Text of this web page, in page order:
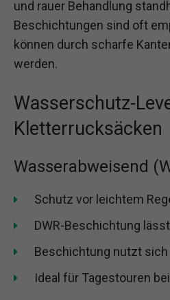
und rauer Behandlung
Beschichtungen sind oft
können durch scharfe
werden.
Wasserschutz-
Kletterrucksäcken
Wasserabweisend
Schutz vor leichtem
DWR-Beschichtung
Beschichtung nutzt sich
Ideal für Tagestouren